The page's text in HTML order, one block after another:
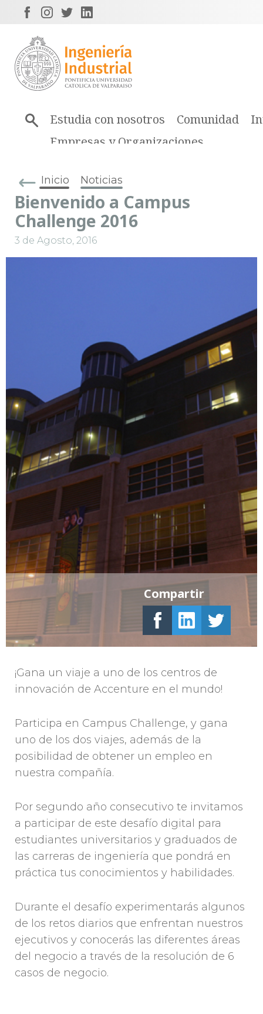
Estudia con nosotros Comunidad
Empresas y Organizaciones
Inicio Noticias
Bienvenido a Campus
Challenge 2016
3 de Agosto, 2016
¡Gana un viaje a uno de los centros de
innovación de Accenture en el mundo!
Participa en Campus Challenge, y gana
uno de los dos viajes, además de la
posibilidad de obtener un empleo en
nuestra compañía.
Por segundo año consecutivo te invitamos
a participar de este desafío digital para
estudiantes universitarios y graduados de
las carreras de ingeniería que pondrá en
práctica tus conocimientos y habilidades.
Durante el desafío experimentarás algunos
de los retos diarios que enfrentan nuestros
ejecutivos y conocerás las diferentes áreas
del negocio a través de la resolución de 6
casos de negocio.
Compartir